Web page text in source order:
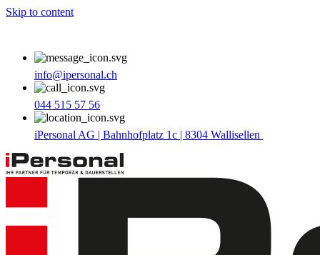
Skip to content
info@ipersonal.ch
044 515 57 56
iPersonal AG | Bahnhofplatz 1c | 8304 Wallisellen